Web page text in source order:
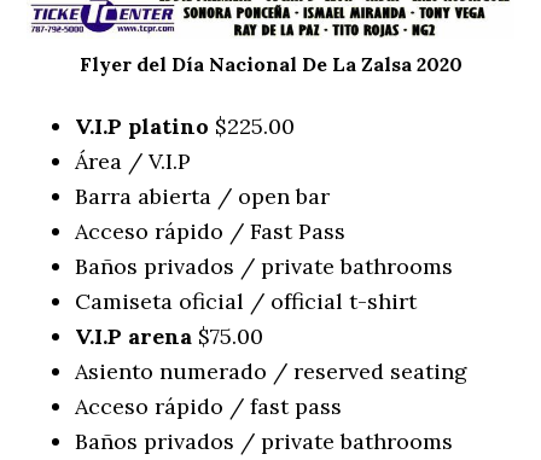
Flyer del Día Nacional De La Zalsa 2020
V.I.P platino $225.00
Área / V.I.P
Barra abierta / open bar
Acceso rápido / Fast Pass
Baños privados / private bathrooms
Camiseta oficial / official t-shirt
V.I.P arena $75.00
Asiento numerado / reserved seating
Acceso rápido / fast pass
Baños privados / private bathrooms